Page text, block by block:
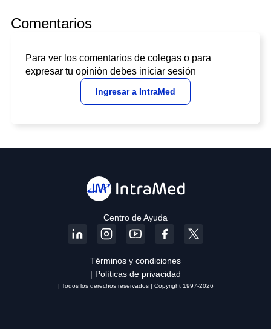
Comentarios
Para ver los comentarios de colegas o para
expresar tu opinión debes iniciar sesión
Ingresar a IntraMed
Centro de Ayuda
Términos y condiciones
| Políticas de privacidad
| Todos los derechos reservados | Copyright 1997-2026